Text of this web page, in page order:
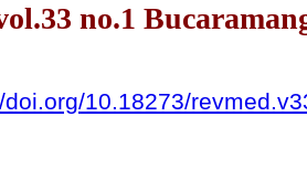
no.1
doi.org/10.18273/